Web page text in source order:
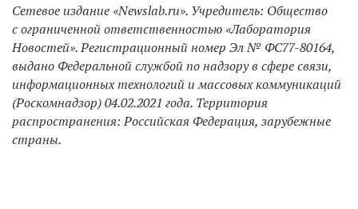
Сетевое издание «Newslab.ru». Учредитель: Общество
с ограниченной ответственностью «Лаборатория
Новостей». Регистрационный номер Эл № ФС77-80164,
выдано Федеральной службой по надзору в сфере связи,
информационных технологий и массовых коммуникаций
(Роскомнадзор) 04.02.2021 года. Территория
распространения: Российская Федерация, зарубежные
страны.